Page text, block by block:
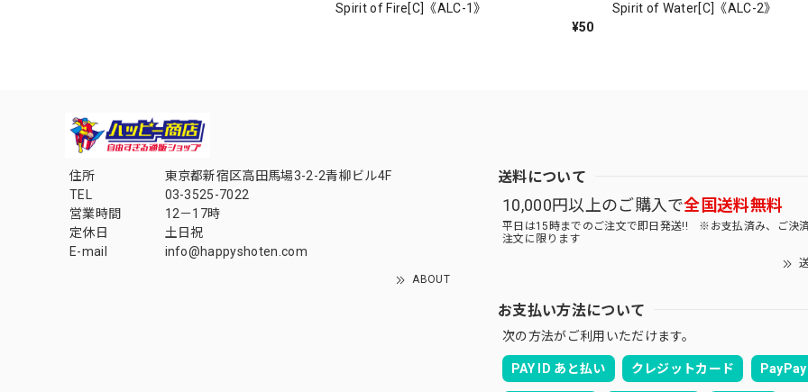
Spirit of Fire[C]《ALC-1》
¥50
Spirit of Water[C]《ALC-2》
住所
東京都新宿区高田馬場3-2-2青柳ビル4F
TEL
03-3525-7022
営業時間
12－17時
定休日
土日祝
E-mail
info@happyshoten.com
ABOUT
送料について
10,000円以上のご購入で全国送料無料
平日は15時までのご注文で即日発送!! ※お支払済み、ご決
注文に限ります
お支払い方法について
次の方法がご利用いただけます。
PAY ID あと払い クレジットカード PayPay